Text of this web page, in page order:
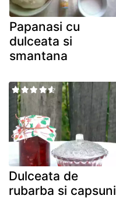
Papanasi cu
dulceata si
smantana
Dulceata de
rubarba si capsuni